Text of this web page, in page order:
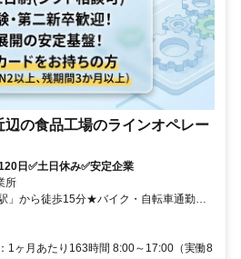
の食品工場のラインオペレー
日✅土日休み✅安定企業
所
」から徒歩15分★バイク・自転車通勤
1ヶ月あたり163時間 8:00～17:00（実働8